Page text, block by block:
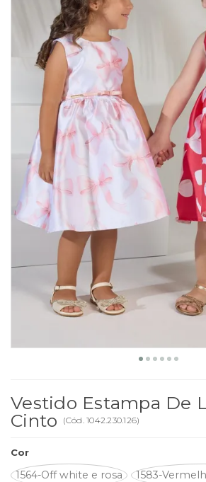
Vestido Estampa De
Cinto
(Cód. 1042.230.126)
Cor
1564-Off white e rosa 1583-